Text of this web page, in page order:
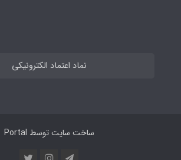
نماد اعتماد الکترونیکی
ساخت سایت توسط Portal